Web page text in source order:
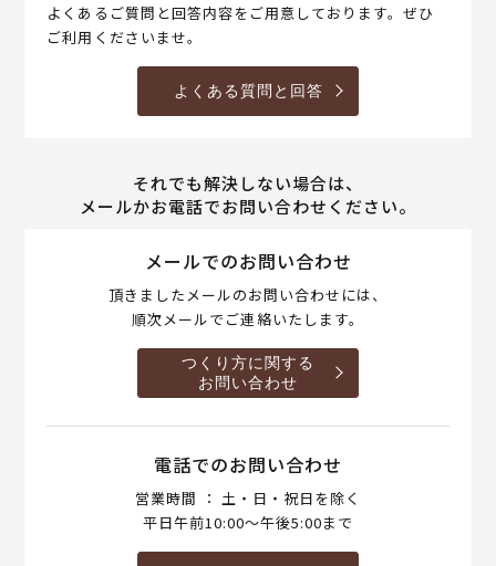
よくあるご質問と回答内容をご用意しております。ぜひ
ご利用くださいませ。
よくある質問と回答
それでも解決しない場合は、
メールかお電話でお問い合わせください。
メールでのお問い合わせ
頂きましたメールのお問い合わせには、
順次メールでご連絡いたします。
つくり方に関する
お問い合わせ
電話でのお問い合わせ
営業時間 ： 土・日・祝日を除く
平日午前10:00～午後5:00まで